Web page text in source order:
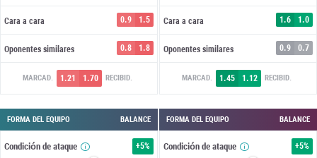
Cara a cara 0.9 1.5
Oponentes similares 0.8 1.8
MARCAD. 1.21 1.70 RECIBID.
FORMA DEL EQUIPO BALANCE
Condición de ataque +5%
Cara a cara 1.6 1.0
Oponentes similares 0.9 0.7
MARCAD. 1.45 1.12 RECIBID.
FORMA DEL EQUIPO BALANCE
Condición de ataque +5%